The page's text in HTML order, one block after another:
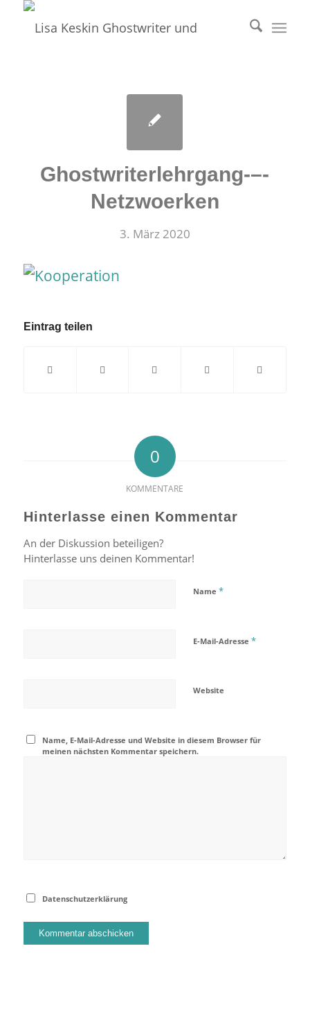
Ghostwriterlehrgang-–-
Netzwoerken
3. März 2020
Eintrag teilen
0
KOMMENTARE
Hinterlasse einen Kommentar
An der Diskussion beteiligen?
Hinterlasse uns deinen Kommentar!
Name *
E-Mail-Adresse *
Website
Name, E-Mail-Adresse und Website in diesem Browser für
meinen nächsten Kommentar speichern.
Datenschutzerklärung